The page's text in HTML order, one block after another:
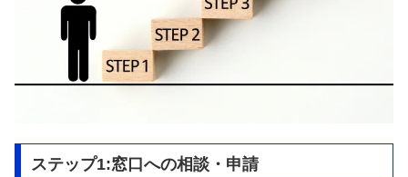
ステップ1:窓口への相談・申請